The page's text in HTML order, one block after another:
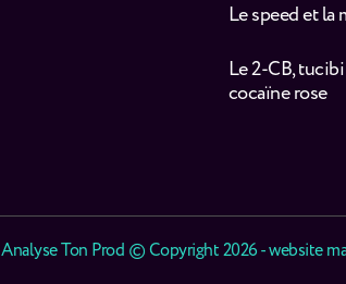
Le speed et la
Le 2-CB,
cocaïne rose
Analyse Ton Prod © Copyright 2026 - website